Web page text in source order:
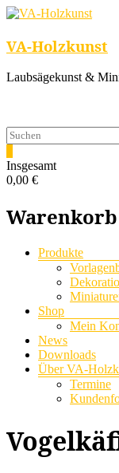
VA-Holzkunst
Laubsägekunst &
Insgesamt
0,00 €
Warenkorb
Menü
Produkte
Shop
Mein
News
Downloads
Über VA-
Termine